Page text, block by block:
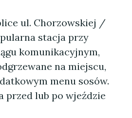
ul. Chorzowskiej /
stacja przy
komunikacyjnym,
na miejscu,
menu sosów.
przed lub po wjeździe